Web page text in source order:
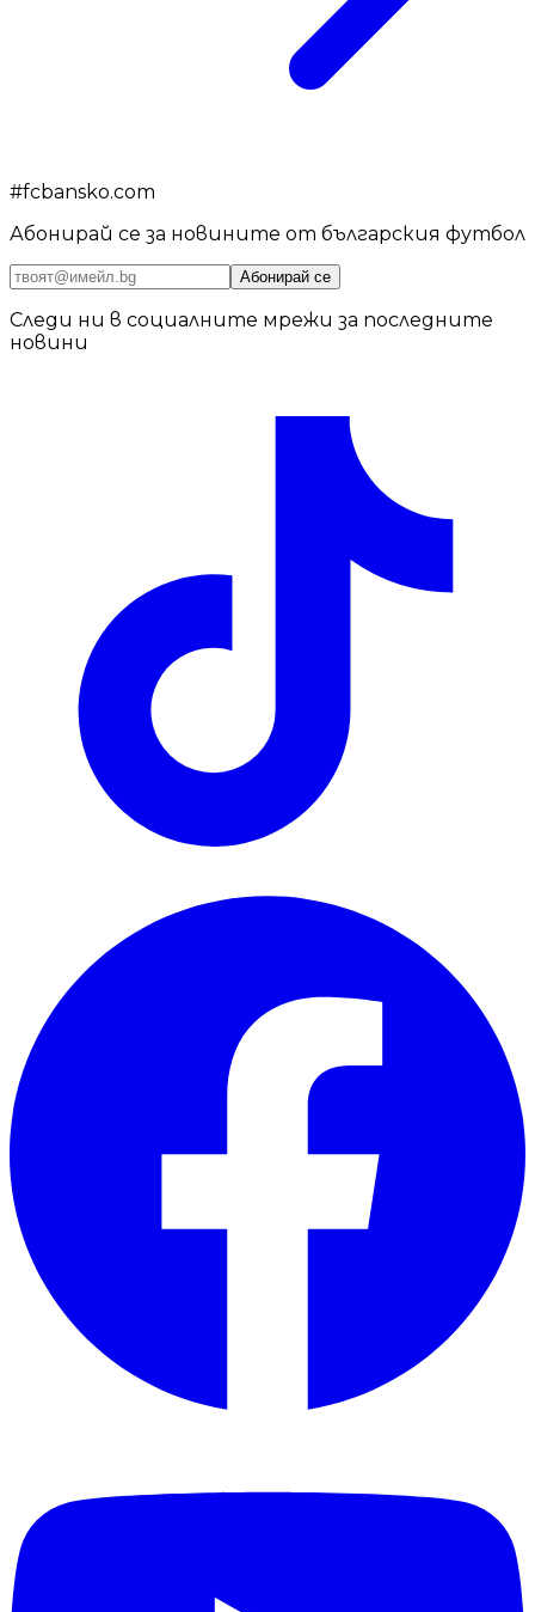
#fcbansko.com
Абонирай се за новините от българския футбол
Абонирай се
Следи ни в социалните мрежи за последните
новини